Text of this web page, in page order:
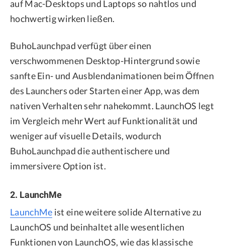
auf Mac-Desktops und Laptops so nahtlos und
hochwertig wirken ließen.
BuhoLaunchpad verfügt über einen
verschwommenen Desktop-Hintergrund sowie
sanfte Ein- und Ausblendanimationen beim Öffnen
des Launchers oder Starten einer App, was dem
nativen Verhalten sehr nahekommt. LaunchOS legt
im Vergleich mehr Wert auf Funktionalität und
weniger auf visuelle Details, wodurch
BuhoLaunchpad die authentischere und
immersivere Option ist.
2. LaunchMe
LaunchMe ist eine weitere solide Alternative zu
LaunchOS und beinhaltet alle wesentlichen
Funktionen von LaunchOS, wie das klassische